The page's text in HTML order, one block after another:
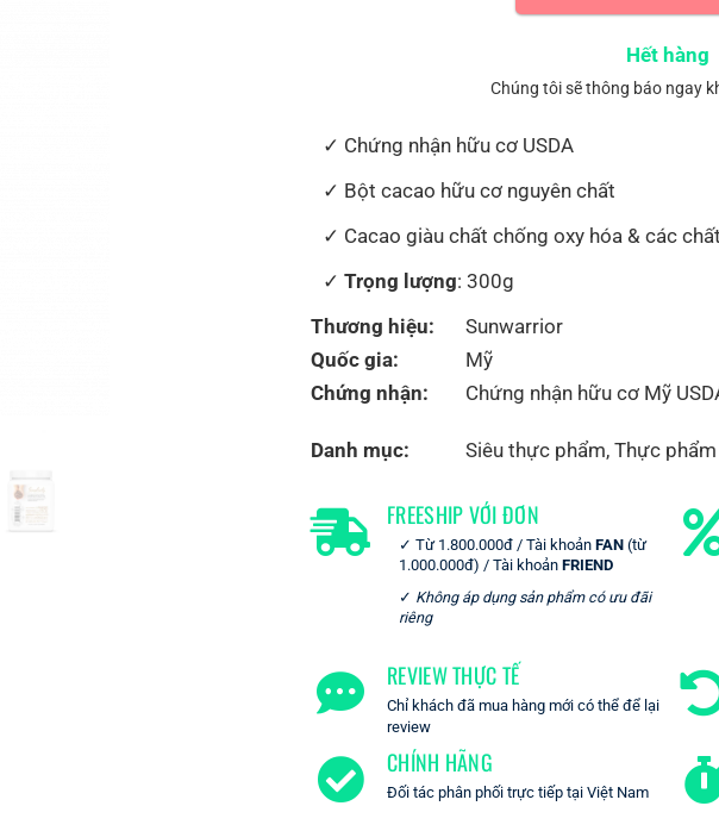
Hết hàng
Chúng tôi sẽ thông báo ngay
Chứng nhận hữu cơ USDA
Bột cacao hữu cơ nguyên chất
Cacao giàu chất chống oxy hóa & các
Trọng lượng: 300g
Thương hiệu:
Sunwarrior
Quốc gia:
Mỹ
Chứng nhận:
Chứng nhận hữu cơ Mỹ
Danh mục: Siêu thực phẩm, Thực
FREESHIP VỚI ĐƠN
Từ 1.800.000đ / Tài khoản FAN (từ
1.000.000đ) / Tài khoản FRIEND
Không áp dụng sản phẩm có ưu đãi
riêng
REVIEW THỰC TẾ
Chỉ khách đã mua hàng mới có thể để lại
review
CHÍNH HÃNG
Đối tác phân phối trực tiếp tại Việt Nam